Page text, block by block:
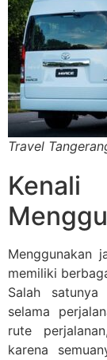
Travel
Menggunakan
memiliki
Salah satunya
selama
rute
karena